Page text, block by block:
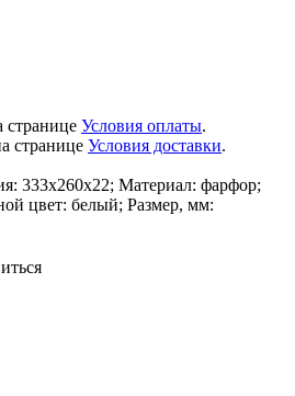
странице Условия оплаты.
странице Условия доставки.
333х260х22; Материал: фарфор;
цвет: белый; Размер, мм: